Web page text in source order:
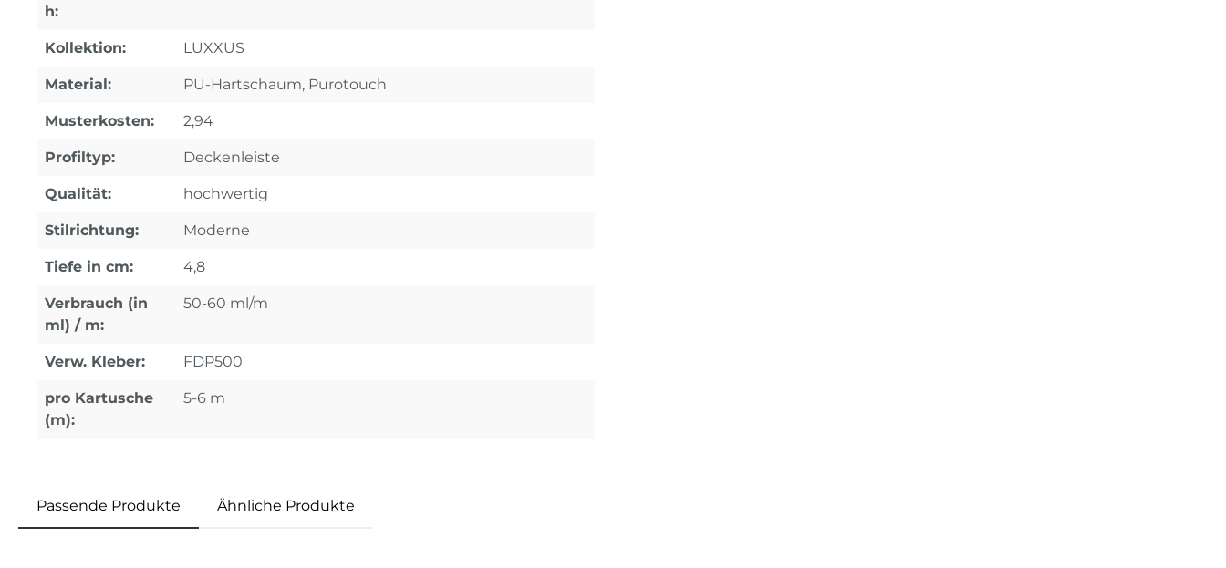
h:
Kollektion: LUXXUS
Material: PU-Hartschaum, Purotouch
Musterkosten: 2,94
Profiltyp: Deckenleiste
Qualität: hochwertig
Stilrichtung: Moderne
Tiefe in cm: 4,8
Verbrauch (in
ml) / m:
50-60 ml/m
Verw. Kleber: FDP500
pro Kartusche
(m):
5-6 m
Passende Produkte Ähnliche Produkte